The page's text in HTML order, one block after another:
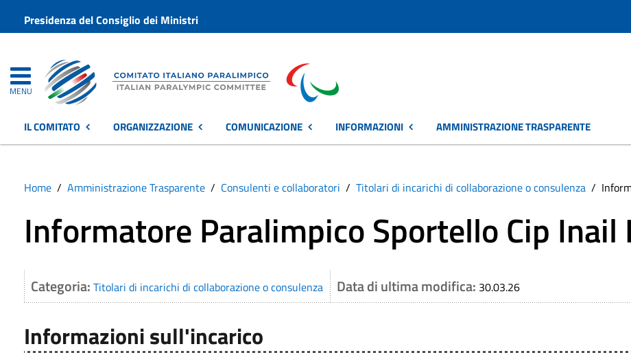
Presidenza del Consiglio dei Ministri
MENU
IL COMITATO ORGANIZZAZIONE COMUNICAZIONE INFORMAZIONI AMMINISTRAZIONE TRASPARENTE
Home Amministrazione Trasparente Consulenti e collaboratori Titolari di incarichi di collaborazione o consulenza
Informatore Paralimpico Sportello Cip Inail
Categoria: Titolari di incarichi di collaborazione o consulenza Data di ultima modifica: 30.03.26
Informazioni sull'incarico